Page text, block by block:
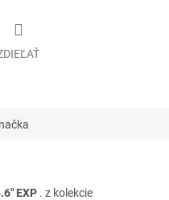
EXP . z kolekcie